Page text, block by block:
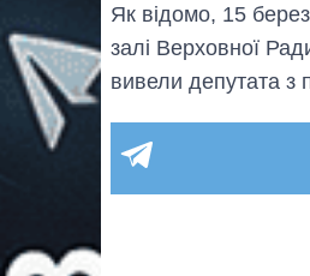
Як відомо, 15
залі Верховної
вивели депутата з